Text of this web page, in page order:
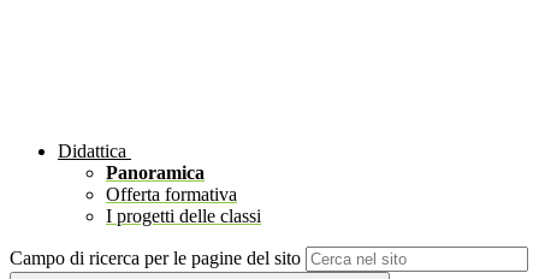
Didattica
Panoramica
Offerta formativa
I progetti delle classi
Campo di ricerca per le pagine del sito